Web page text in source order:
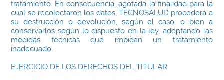
tratamiento. En consecuencia, agotada la finalidad para la
cual se recolectaron los datos, TECNOSALUD procederá a
su destrucción o devolución, según el caso, o bien a
conservarlos según lo dispuesto en la ley, adoptando las
medidas técnicas que impidan un tratamiento
inadecuado.
EJERCICIO DE LOS DERECHOS DEL TITULAR